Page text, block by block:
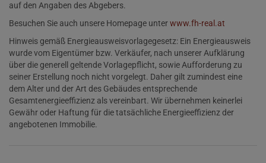
auf den Angaben des Abgebers.
Besuchen Sie auch unsere Homepage unterwww.fh-real.at
Hinweis gemäß Energieausweisvorlagegesetz: Ein Energieausweis
wurde vom Eigentümer bzw. Verkäufer, nach unserer Aufklärung
über die generell geltende Vorlagepflicht, sowie Aufforderung zu
seiner Erstellung noch nicht vorgelegt. Daher gilt zumindest eine
dem Alter und der Art des Gebäudes entsprechende
Gesamtenergieeffizienz als vereinbart. Wir übernehmen keinerlei
Gewähr oder Haftung für die tatsächliche Energieeffizienz der
angebotenen Immobilie.